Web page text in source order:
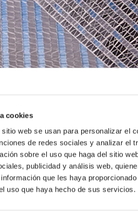
cookies
web se usan para personalizar el
de redes sociales y analizar el
sobre el uso que haga del sitio
publicidad y análisis web,
que les haya
uso que haya hecho de sus servicios.
O FB
producto
con un cortafuegos en cada pantalla
de manera efectiva los rayos solares.
reducir la pérdida del calor radiado desde